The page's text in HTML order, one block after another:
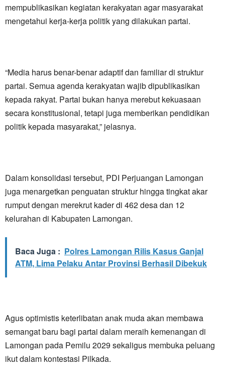
mempublikasikan kegiatan kerakyatan agar masyarakat
mengetahui kerja-kerja politik yang dilakukan partai.
“Media harus benar-benar adaptif dan familiar di struktur
partai. Semua agenda kerakyatan wajib dipublikasikan
kepada rakyat. Partai bukan hanya merebut kekuasaan
secara konstitusional, tetapi juga memberikan pendidikan
politik kepada masyarakat,” jelasnya.
Dalam konsolidasi tersebut, PDI Perjuangan Lamongan
juga menargetkan penguatan struktur hingga tingkat akar
rumput dengan merekrut kader di 462 desa dan 12
kelurahan di Kabupaten Lamongan.
Baca Juga : Polres Lamongan Rilis Kasus Ganjal
ATM, Lima Pelaku Antar Provinsi Berhasil Dibekuk
Agus optimistis keterlibatan anak muda akan membawa
semangat baru bagi partai dalam meraih kemenangan di
Lamongan pada Pemilu 2029 sekaligus membuka peluang
ikut dalam kontestasi Pilkada.